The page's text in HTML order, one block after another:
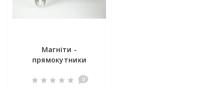
Магніти -
прямокутники
0